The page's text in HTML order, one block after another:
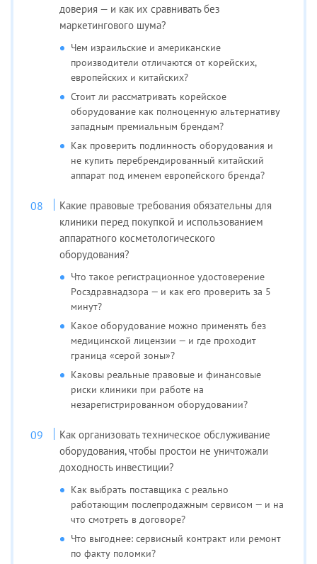
доверия — и как их сравнивать без
маркетингового шума?
Чем израильские и американские
производители отличаются от корейских,
европейских и китайских?
Стоит ли рассматривать корейское
оборудование как полноценную альтернативу
западным премиальным брендам?
Как проверить подлинность оборудования и
не купить перебрендированный китайский
аппарат под именем европейского бренда?
Какие правовые требования обязательны для
клиники перед покупкой и использованием
аппаратного косметологического
оборудования?
Что такое регистрационное удостоверение
Росздравнадзора — и как его проверить за 5
минут?
Какое оборудование можно применять без
медицинской лицензии — и где проходит
граница «серой зоны»?
Каковы реальные правовые и финансовые
риски клиники при работе на
незарегистрированном оборудовании?
Как организовать техническое обслуживание
оборудования, чтобы простои не уничтожали
доходность инвестиции?
Как выбрать поставщика с реально
работающим послепродажным сервисом — и на
что смотреть в договоре?
Что выгоднее: сервисный контракт или ремонт
по факту поломки?